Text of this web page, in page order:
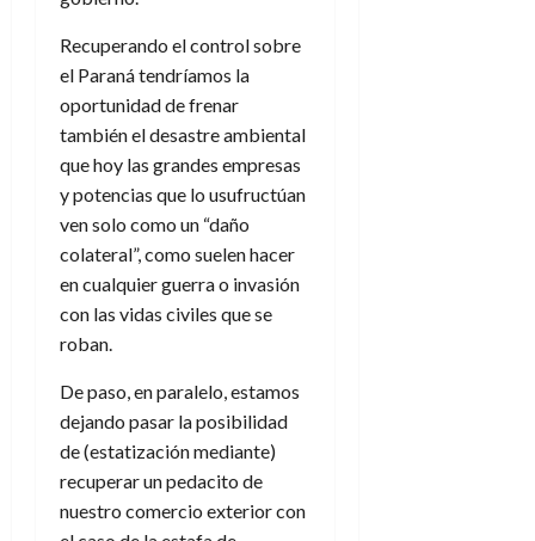
Recuperando el control sobre
el Paraná tendríamos la
oportunidad de frenar
también el desastre ambiental
que hoy las grandes empresas
y potencias que lo usufructúan
ven solo como un “daño
colateral”, como suelen hacer
en cualquier guerra o invasión
con las vidas civiles que se
roban.
De paso, en paralelo, estamos
dejando pasar la posibilidad
de (estatización mediante)
recuperar un pedacito de
nuestro comercio exterior con